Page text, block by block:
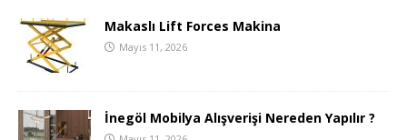
Makaslı Lift Forces Makina
Mayıs 11, 2026
İnegöl Mobilya Alışverişi Nereden Yapılır ?